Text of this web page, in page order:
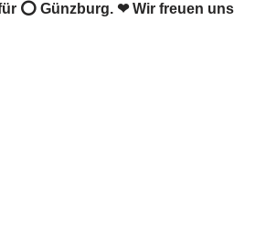
⭕ Günzburg. ❤ Wir freuen uns